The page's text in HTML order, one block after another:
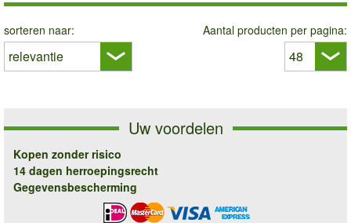
sorteren naar: Aantal producten per pagina:
Uw voordelen
Kopen zonder risico
14 dagen herroepingsrecht
Gegevensbescherming